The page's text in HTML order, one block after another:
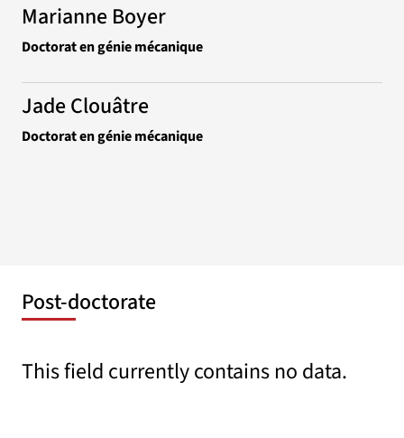
Marianne Boyer
Doctorat en génie mécanique
Jade Clouâtre
Doctorat en génie mécanique
Post-doctorate
This field currently contains no data.